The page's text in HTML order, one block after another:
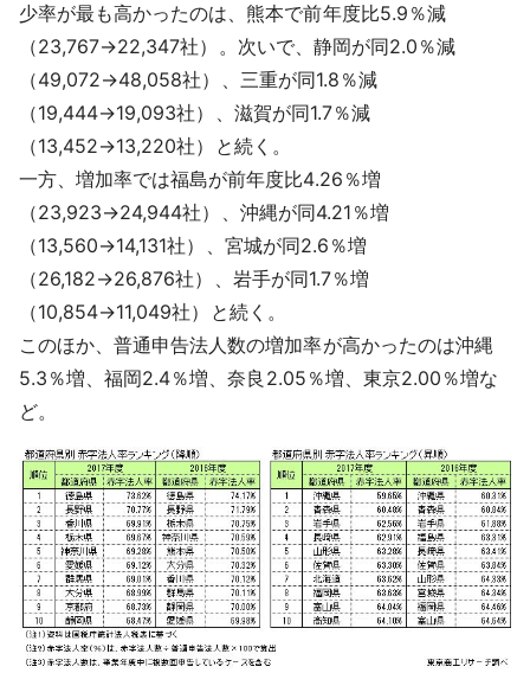
少率が最も高かったのは、熊本で前年度比5.9％減
（23,767→22,347社）。次いで、静岡が同2.0％減
（49,072→48,058社）、三重が同1.8％減
（19,444→19,093社）、滋賀が同1.7％減
（13,452→13,220社）と続く。
一方、増加率では福島が前年度比4.26％増
（23,923→24,944社）、沖縄が同4.21％増
（13,560→14,131社）、宮城が同2.6％増
（26,182→26,876社）、岩手が同1.7％増
（10,854→11,049社）と続く。
このほか、普通申告法人数の増加率が高かったのは沖縄
5.3％増、福岡2.4％増、奈良2.05％増、東京2.00％増な
ど。